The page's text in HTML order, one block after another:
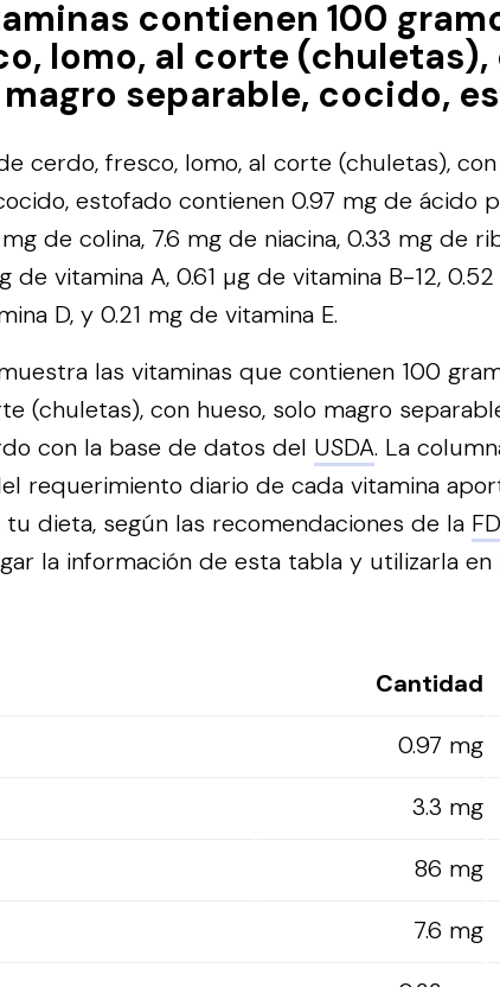
contienen 100
lomo, al corte (chuletas),
separable, cocido,
cerdo, fresco, lomo, al corte (chuletas),
estofado contienen 0.97 mg de ácido
de colina, 7.6 mg de niacina, 0.33 mg de
de vitamina A, 0.61 µg de vitamina B-12,
D, y 0.21 mg de vitamina E.
las vitaminas que contienen 100
(chuletas), con hueso, solo magro
con la base de datos del USDA. La
requerimiento diario de cada vitamina
dieta, según las recomendaciones de la
la información de esta tabla y utilizarla en
Cantidad
0.97 mg
3.3 mg
86 mg
7.6 mg